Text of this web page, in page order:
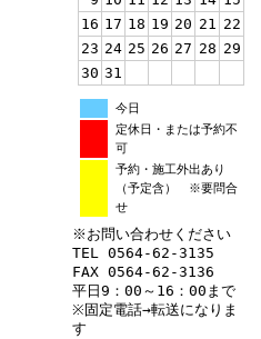
16 17 18 19 20 21 22
23 24 25 26 27 28 29
30 31
今日
定休日・または予約不
可
予約・施工外出あり
（予定含） ※要問合
せ
※お問い合わせください
TEL 0564-62-3135
FAX 0564-62-3136
平日9：00～16：00まで
※固定電話→転送になりま
す